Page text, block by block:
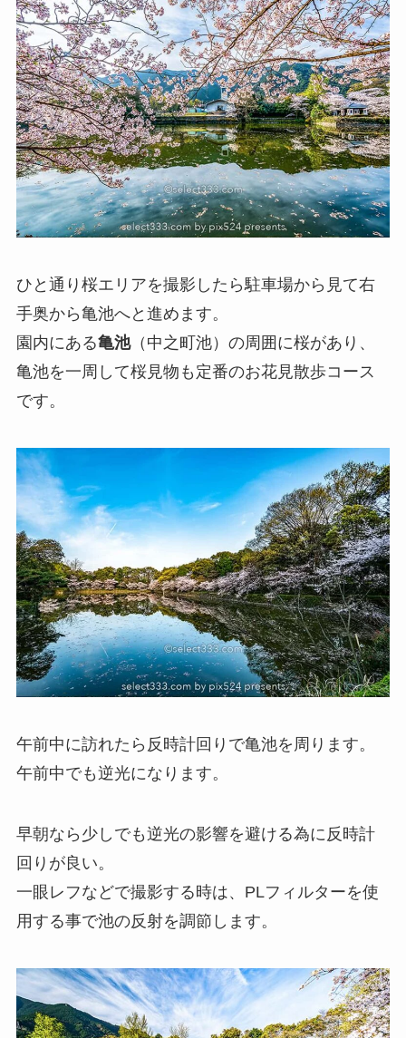
ひと通り桜エリアを撮影したら駐車場から見て右
手奥から亀池へと進めます。
園内にある亀池（中之町池）の周囲に桜があり、
亀池を一周して桜見物も定番のお花見散歩コース
です。
午前中に訪れたら反時計回りで亀池を周ります。
午前中でも逆光になります。
早朝なら少しでも逆光の影響を避ける為に反時計
回りが良い。
一眼レフなどで撮影する時は、PLフィルターを使
用する事で池の反射を調節します。